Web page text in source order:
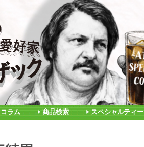
コラム 商品検索 スペシャルティ